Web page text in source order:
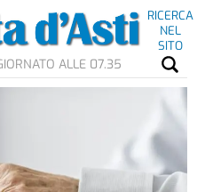
RICERCA
NEL
SITO
ALLE 07.35